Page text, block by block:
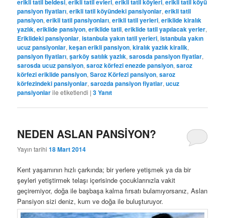
pansiyon fiyatları,erikli tatil köyündeki pansiyonlar,erikli tatil
pansiyon,erikli tatil pansiyonları,erikli tatil yerleri,eriklide kiralık
yazlık,eriklide pansiyon,eriklide tatil,eriklide tatil yapılacak yerler,
Eriklideki pansiyonlar,istanbula yakın tatil yerleri,istanbula yakın
ucuz pansiyonlar,keşan erikli pansiyon,kiralık yazlık kiralik,
pansiyon fiyatları,şarköy satılık yazlık,sarosda pansiyon fiyatlar,
sarosda ucuz pansiyon,saroz körfezi enezde pansiyon,saroz
körfezi eriklide pansiyon,Saroz Körfezi pansiyon,saroz
körfezindeki pansiyonlar,sarozda pansiyon fiyatlar,ucuz
pansiyonlarile etiketlendi |3Yanıt
NEDEN ASLAN PANSİYON?
Yayın tarihi18 Mart 2014
Kent yaşamının hızlı çarkında; bir yerlere yetişmek ya da bir
şeyleri yetiştirmek telaşı içerisinde çocuklarınızla vakit
geçiremiyor, doğa ile başbaşa kalma fırsatı bulamıyorsanız, Aslan
Pansiyon sizi deniz, kum ve doğa ile buluşturuyor.